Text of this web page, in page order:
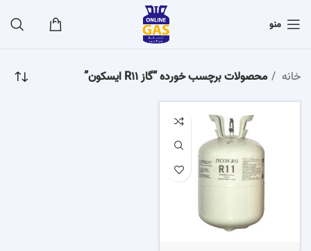
منو
خانه محصولات برچسب خورده “گاز R11 ایسکون”